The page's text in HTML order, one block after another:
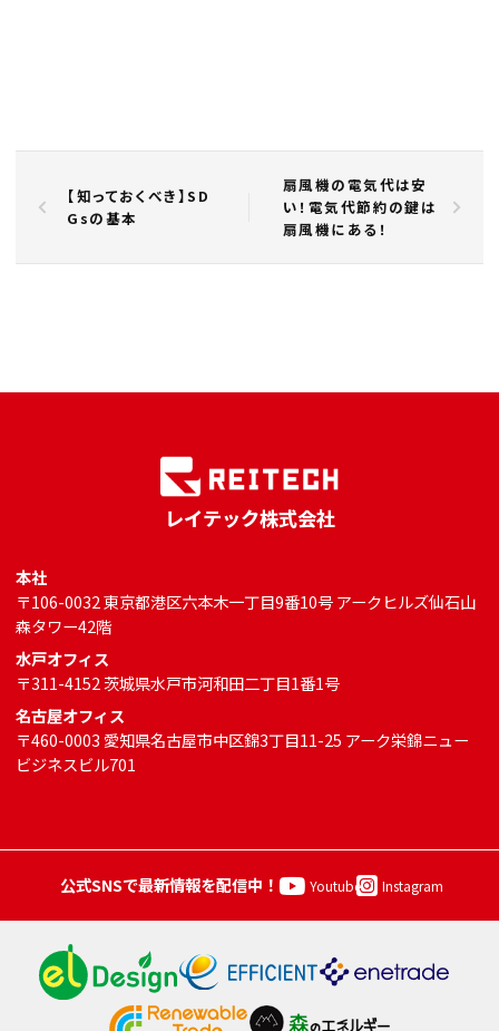
【知っておくべき】SD
Gsの基本
扇風機の電気代は安
い！電気代節約の鍵は
扇風機にある！
レイテック株式会社
本社
〒106-0032 東京都港区六本木一丁目9番10号 アークヒルズ仙石山
森タワー42階
水戸オフィス
〒311-4152 茨城県水戸市河和田二丁目1番1号
名古屋オフィス
〒460-0003 愛知県名古屋市中区錦3丁目11-25 アーク栄錦ニュー
ビジネスビル701
公式SNSで最新情報を配信中！ Youtube Instagram